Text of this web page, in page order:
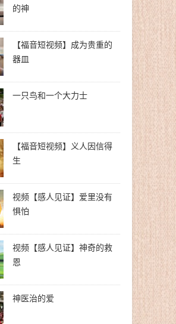
的神
【福音短视频】成为贵重的
器皿
一只鸟和一个大力士
【福音短视频】义人因信得
生
视频【感人见证】爱里没有
惧怕
视频【感人见证】神奇的救
恩
神医治的爱